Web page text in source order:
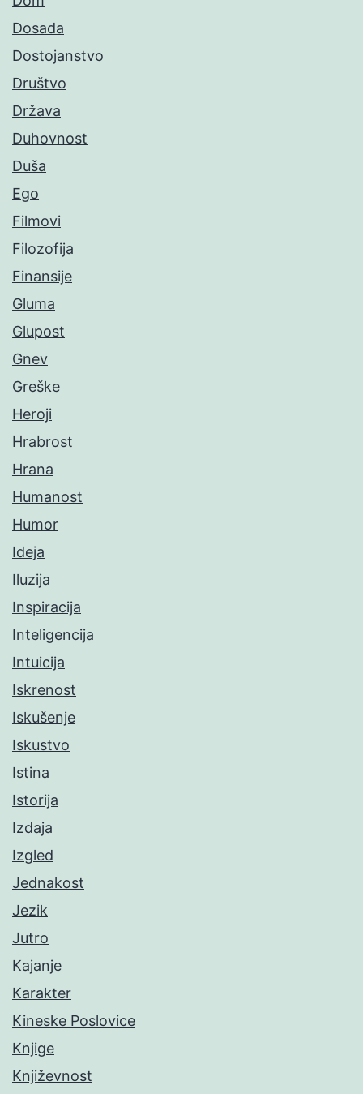
Dosada
Dostojanstvo
Društvo
Država
Duhovnost
Duša
Ego
Filmovi
Filozofija
Finansije
Gluma
Glupost
Gnev
Greške
Heroji
Hrabrost
Hrana
Humanost
Humor
Ideja
Iluzija
Inspiracija
Inteligencija
Intuicija
Iskrenost
Iskušenje
Iskustvo
Istina
Istorija
Izdaja
Izgled
Jednakost
Jezik
Jutro
Kajanje
Karakter
Kineske Poslovice
Knjige
Književnost